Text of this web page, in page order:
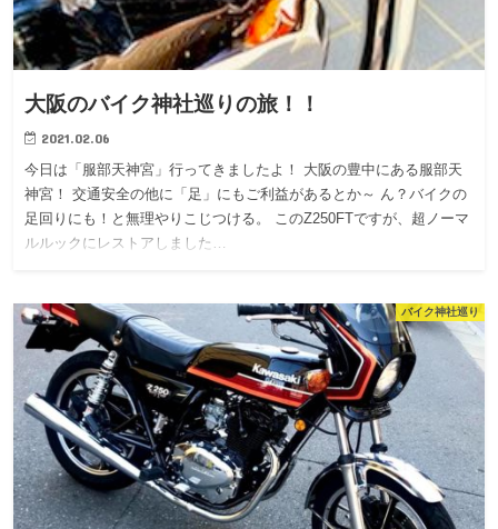
大阪のバイク神社巡りの旅！！
2021.02.06
今日は「服部天神宮」行ってきましたよ！ 大阪の豊中にある服部天
神宮！ 交通安全の他に「足」にもご利益があるとか～ ん？バイクの
足回りにも！と無理やりこじつける。 このZ250FTですが、超ノーマ
ルルックにレストアしました…
バイク神社巡り